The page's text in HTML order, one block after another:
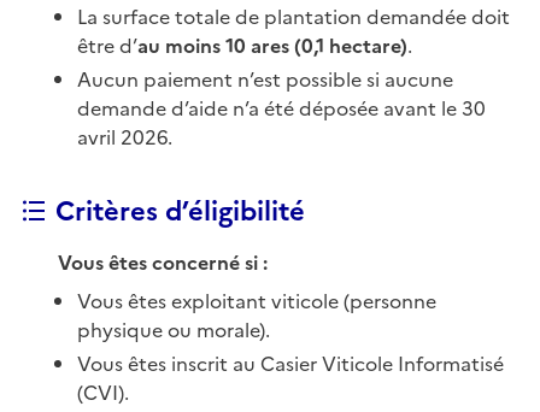
La surface totale de plantation demandée doit
être d’au moins 10 ares (0,1 hectare).
Aucun paiement n’est possible si aucune
demande d’aide n’a été déposée avant le 30
avril 2026.
Critères d’éligibilité
Vous êtes concerné si :
Vous êtes exploitant viticole (personne
physique ou morale).
Vous êtes inscrit au Casier Viticole Informatisé
(CVI).